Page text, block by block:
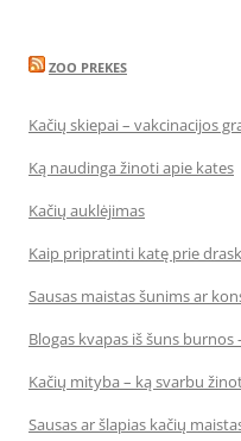
ZOO PREKES
Kačių skiepai – vakcinacijos
Ką naudinga žinoti apie kates
Kačių auklėjimas
Kaip pripratinti katę prie
Sausas maistas šunims ar
Blogas kvapas iš šuns burnos
Kačių mityba – ką svarbu
Sausas ar šlapias kačių